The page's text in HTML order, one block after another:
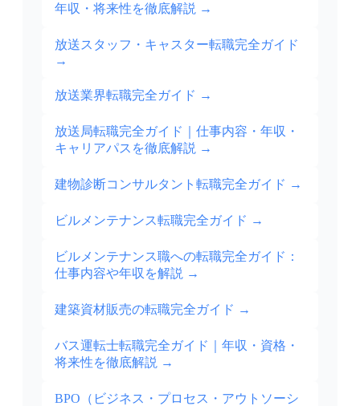
年収・将来性を徹底解説 →
放送スタッフ・キャスター転職完全ガイド
→
放送業界転職完全ガイド →
放送局転職完全ガイド｜仕事内容・年収・
キャリアパスを徹底解説 →
建物診断コンサルタント転職完全ガイド →
ビルメンテナンス転職完全ガイド →
ビルメンテナンス職への転職完全ガイド：
仕事内容や年収を解説 →
建築資材販売の転職完全ガイド →
バス運転士転職完全ガイド｜年収・資格・
将来性を徹底解説 →
BPO（ビジネス・プロセス・アウトソーシ